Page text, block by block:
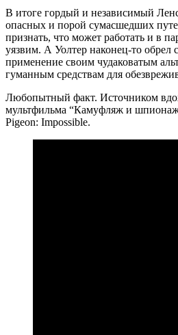
В итоге гордый и независимый
опасных и порой сумасшедших
признать, что может работать и в
уязвим. А Уолтер наконец-то обрел
применение своим чудаковатым
гуманным средствам для
Любопытный факт. Источником
мультфильма “Камуфляж и
Pigeon: Impossible.